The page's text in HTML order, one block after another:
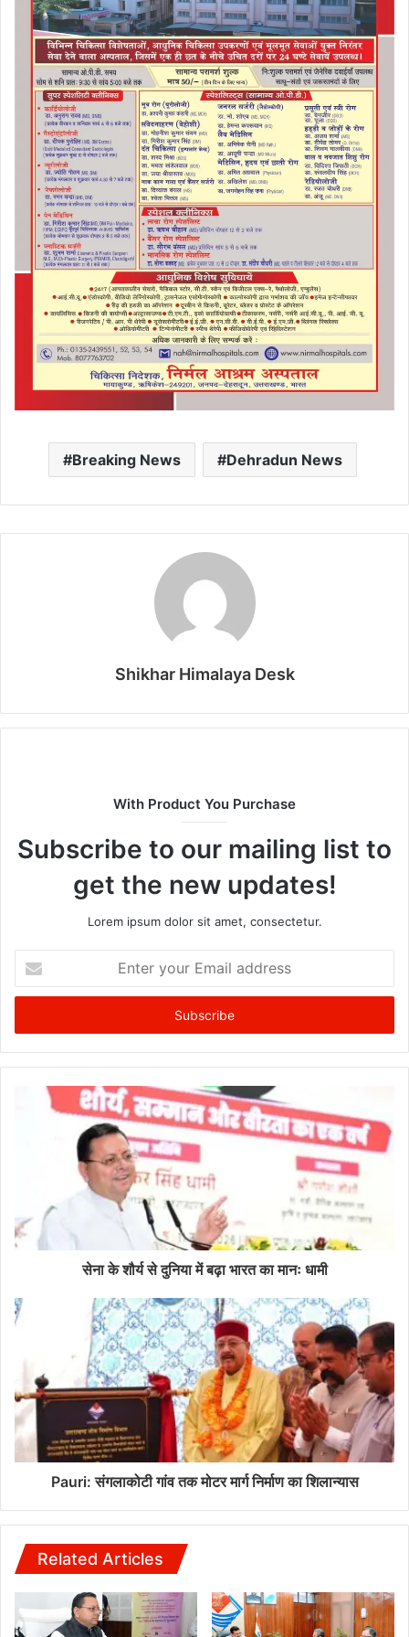
Breaking News Dehradun News
Shikhar Himalaya Desk
With Product You Purchase
Subscribe to our mailing list to
get the new updates!
Lorem ipsum dolor sit amet, consectetur.
your
Email
सेना के शौर्य से दुनिया में बढ़ा भारत का मानः धामी
Pauri: संगलाकोटी गांव तक मोटर मार्ग निर्माण का शिलान्यास
Related Articles